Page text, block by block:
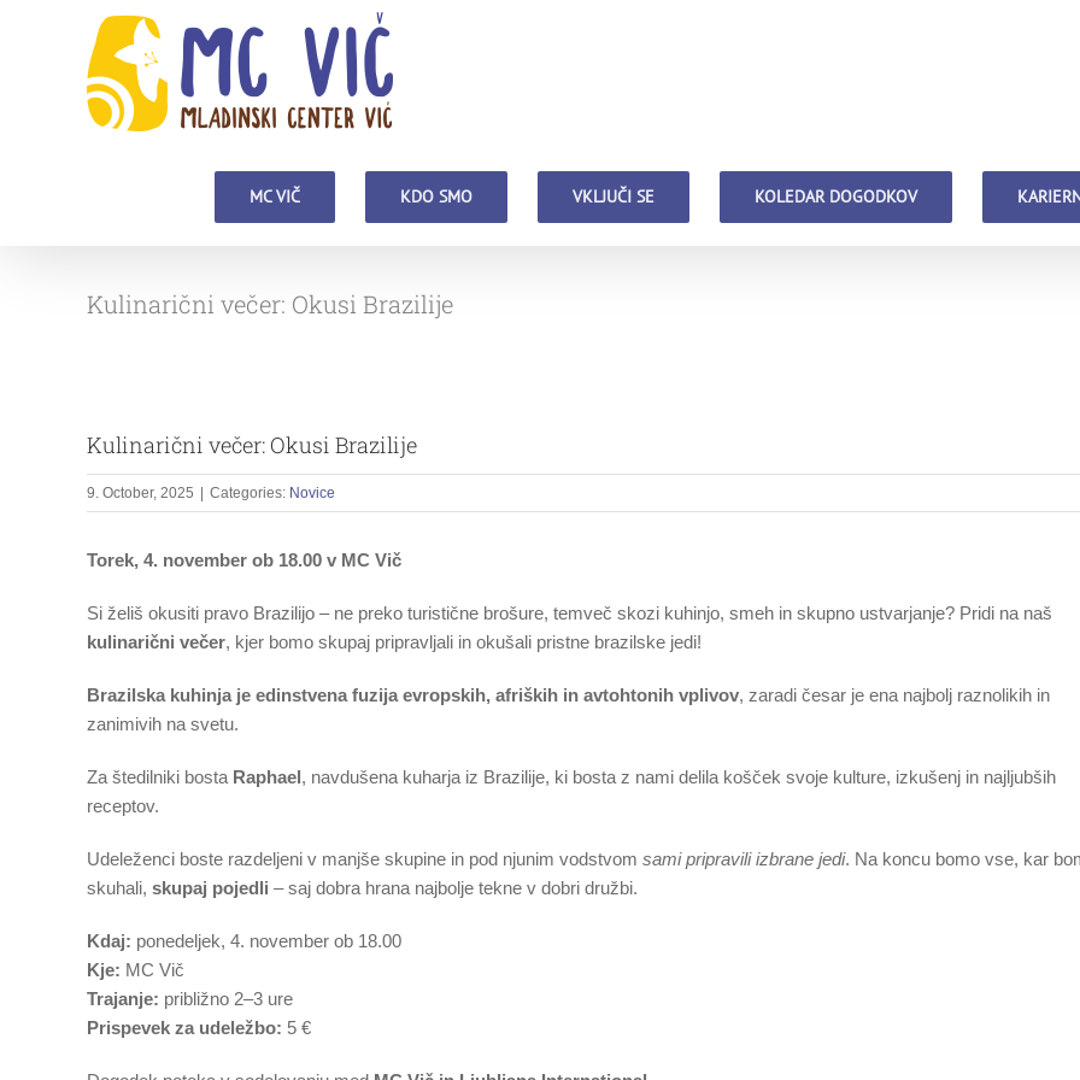
MC VIČ KDO SMO VKLJUČI SE KOLEDAR DOGODKOV
Kulinarični večer: Okusi Brazilije
Kulinarični večer: Okusi Brazilije
9. October, 2025 Categories: Novice
Torek, 4. november ob 18.00 v MC Vič
Si želiš okusiti pravo Brazilijo – ne preko turistične brošure, temveč skozi kuhinjo, smeh in skupno ustvarjanje? Pridi na naš
kulinarični večer, kjer bomo skupaj pripravljali in okušali pristne brazilske jedi!
Brazilska kuhinja je edinstvena fuzija evropskih, afriških in avtohtonih vplivov, zaradi česar je ena najbolj raznolikih in
zanimivih na svetu.
Za štedilniki bosta Raphael , navdušena kuharja iz Brazilije, ki bosta z nami delila košček svoje kulture, izkušenj in najljubših
receptov.
Udeleženci boste razdeljeni v manjše skupine in pod njunim vodstvom sami pripravili izbrane jedi. Na koncu bomo vse, kar
skuhali, skupaj pojedli – saj dobra hrana najbolje tekne v dobri družbi.
Kdaj: ponedeljek, 4. november ob 18.00
Kje: MC Vič
Trajanje: približno 2–3 ure
Prispevek za udeležbo: 5 €